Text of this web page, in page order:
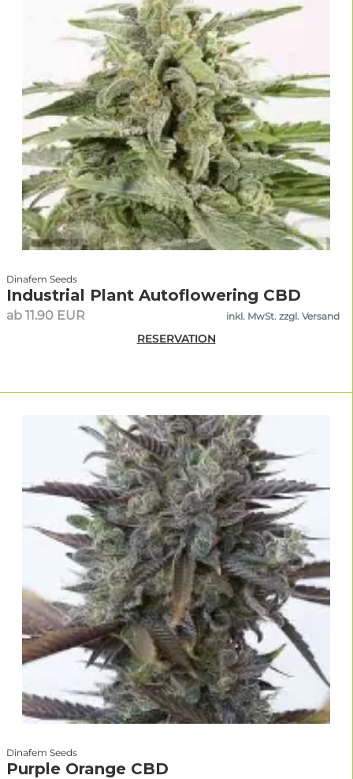
Dinafem Seeds
Industrial Plant Autoflowering CBD
ab 11.90 EUR inkl. MwSt. zzgl. Versand
RESERVATION
Dinafem Seeds
Purple Orange CBD